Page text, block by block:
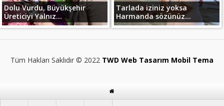
Dolu Vurdu, Büyükşehir
Üreticiyi Yalnız...
Tarlada iziniz yoksa
Harmanda sözünüz...
Tüm Hakları Saklıdır © 2022 TWD Web Tasarım Mobil Tema